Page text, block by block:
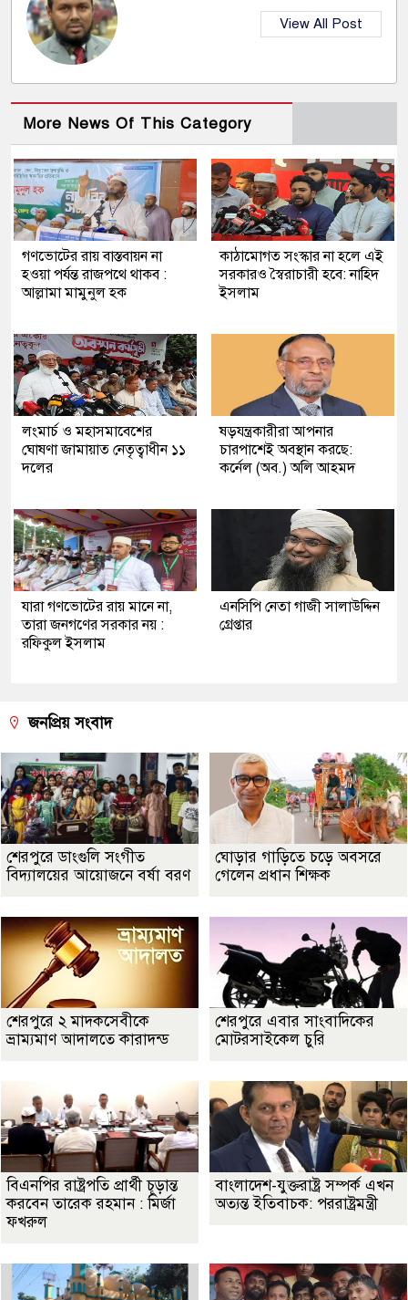
View All Post
More News Of This Category
গণভোটের রায় বাস্তবায়ন না
হওয়া পর্যন্ত রাজপথে থাকব :
আল্লামা মামুনুল হক
কাঠামোগত সংস্কার না হলে এই
সরকারও স্বৈরাচারী হবে: নাহিদ
ইসলাম
লংমার্চ ও মহাসমাবেশের
ঘোষণা জামায়াত নেতৃত্বাধীন ১১
দলের
ষড়যন্ত্রকারীরা আপনার
চারপাশেই অবস্থান করছে:
কর্নেল (অব.) অলি আহমদ
যারা গণভোটের রায় মানে না,
তারা জনগণের সরকার নয় :
রফিকুল ইসলাম
এনসিপি নেতা গাজী সালাউদ্দিন
গ্রেপ্তার
জনপ্রিয় সংবাদ
শেরপুরে ডাংগুলি সংগীত
বিদ্যালয়ের আয়োজনে বর্ষা বরণ
ঘোড়ার গাড়িতে চড়ে অবসরে
গেলেন প্রধান শিক্ষক
শেরপুরে ২ মাদকসেবীকে
ভ্রাম্যমাণ আদালতে কারাদন্ড
শেরপুরে এবার সাংবাদিকের
মোটরসাইকেল চুরি
বিএনপির রাষ্ট্রপতি প্রার্থী চূড়ান্ত
করবেন তারেক রহমান : মির্জা
ফখরুল
বাংলাদেশ-যুক্তরাষ্ট্র সম্পর্ক এখন
অত্যন্ত ইতিবাচক: পররাষ্ট্রমন্ত্রী